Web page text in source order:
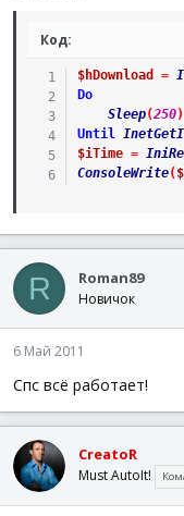
Код:
$hDownload =
Do
Sleep(250)
Until
$iTime =
ConsoleWrite(
R Roman89
Новичок
6 Май 2011
Спс всё работает!
CreatoR
Must AutoIt!